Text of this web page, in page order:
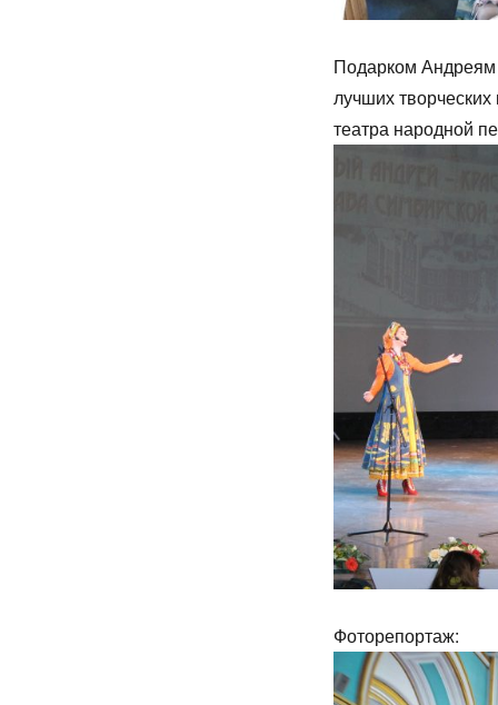
Подарком Андреям
лучших
театра народной
Фоторепортаж: